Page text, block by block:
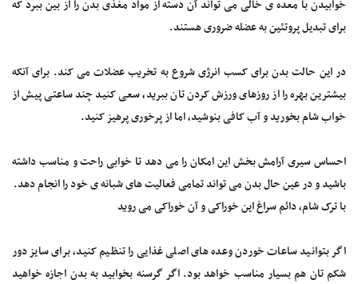
خوابیدن با معده ی خالی می تواند آن دسته از مواد مغذی بدن را از بین ببرد که
برای تبدیل پروتئین به عضله ضروری هستند.
در این حالت بدن برای کسب انرژی شروع به تخریب عضلات می کند. برای آنکه
بیشترین بهره را از روزهای ورزش کردن تان ببرید، سعی کنید چند ساعتی پیش از
خواب شام بخورید و آب کافی بنوشید، اما از پرخوری پرهیز کنید.
احساس سیری آرامش بخش این امکان را می دهد تا خوابی راحت و مناسب داشته
باشید و در عین حال بدن می تواند تمامی فعالیت های شبانه ی خود را انجام دهد.
با ترک شام، دائم سراغ این خوراکی و آن خوراکی می روید
اگر بتوانید ساعات خوردن وعده های اصلی غذایی را تنظیم کنید، برای سایز دور
شکم تان هم بسیار مناسب خواهد بود. اگر گرسنه بخوابید به بدن اجازه خواهید